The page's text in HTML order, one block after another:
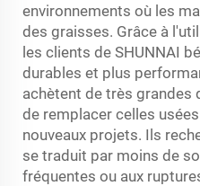
environnements où les
des graisses. Grâce à
les clients de SHUNNAI
durables et plus
achètent de très grandes
de remplacer celles
nouveaux projets. Ils
se traduit par moins de
fréquentes ou aux